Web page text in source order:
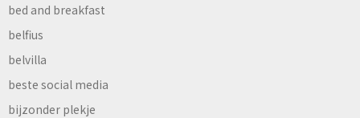
bed and breakfast
belfius
belvilla
beste social media
bijzonder plekje